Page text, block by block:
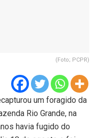
(Foto; PCPR)
um foragido da
Rio Grande, na
havia fugido do